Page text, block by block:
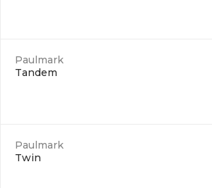
Paulmark
Tandem
Paulmark
Twin